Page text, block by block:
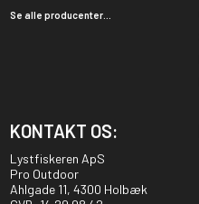
Se alle producenter...
KONTAKT OS:
Lystfiskeren ApS
Pro Outdoor
Ahlgade 11, 4300 Holbæk